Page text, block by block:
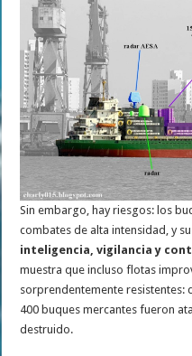
Sin embargo, hay riesgos: los
combates de alta intensidad, y
inteligencia, vigilancia y
muestra que incluso flotas
sorprendentemente resistentes:
400 buques mercantes fueron
destruido.